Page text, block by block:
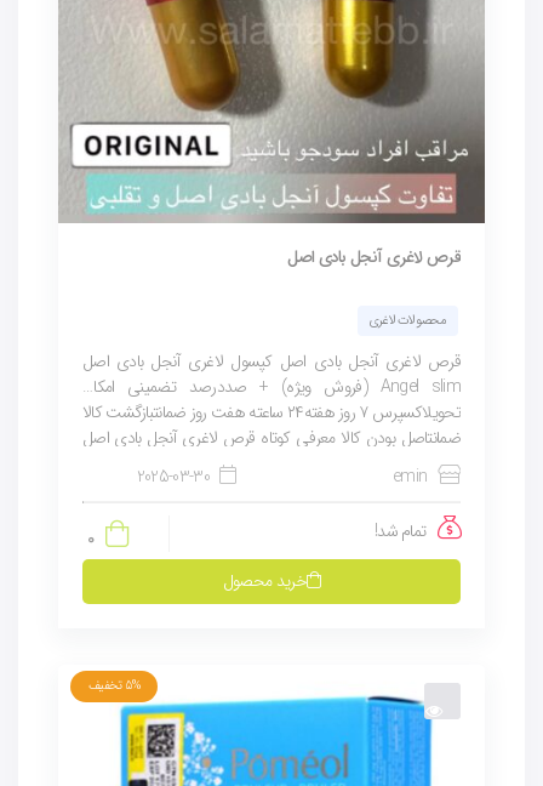
قرص لاغری آنجل بادی اصل
محصولات لاغری
قرص لاغری آنجل بادی اصل کپسول لاغری آنجل بادی اصل
Angel slim (فروش ویژه) + صددرصد تضمینی امکان
تحویلاکسپرس ۷ روز هفته۲۴ ساعته هفت روز ضمانتبازگشت کالا
ضمانتاصل بودن کالا معرفی کوتاه قرص لاغری آنجل بادی اصل
Angel slim (فروش...
emin
2025-03-30
تمام شد!
0
خرید محصول
5% تخفیف